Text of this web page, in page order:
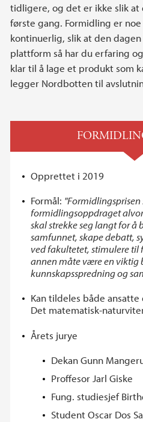
tidligere, og det er ikke slik at
første gang. Formidling er
kontinuerlig, slik at den
plattform så har du erfaring
klar til å lage et produkt som
legger Nordbotten til
Opprettet i 2019
Formål:
formidlingsoppdraget
skal strekke seg langt for å
samfunnet, skape debatt,
ved fakultetet, stimulere
annen måte være en viktig
kunnskapsspredning og
Kan tildeles både
Det matematisk-
Årets jurye
Dekan Gunn
Proffesor Jarl Giske
Fung. studiesjef
Student Oscar Dos